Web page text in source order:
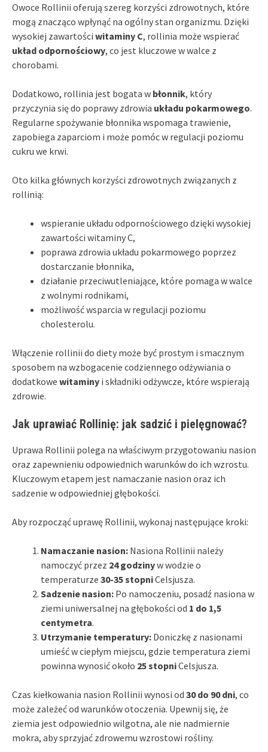
Owoce Rollinii oferują szereg korzyści zdrowotnych, które
mogą znacząco wpłynąć na ogólny stan organizmu. Dzięki
wysokiej zawartości witaminy C, rollinia może wspierać
układ odpornościowy, co jest kluczowe w walce z
chorobami.
Dodatkowo, rollinia jest bogata w błonnik, który
przyczynia się do poprawy zdrowia układu pokarmowego.
Regularne spożywanie błonnika wspomaga trawienie,
zapobiega zaparciom i może pomóc w regulacji poziomu
cukru we krwi.
Oto kilka głównych korzyści zdrowotnych związanych z
rollinią:
wspieranie układu odpornościowego dzięki wysokiej
zawartości witaminy C,
poprawa zdrowia układu pokarmowego poprzez
dostarczanie błonnika,
działanie przeciwutleniające, które pomaga w walce
z wolnymi rodnikami,
możliwość wsparcia w regulacji poziomu
cholesterolu.
Włączenie rollinii do diety może być prostym i smacznym
sposobem na wzbogacenie codziennego odżywiania o
dodatkowe witaminy i składniki odżywcze, które wspierają
zdrowie.
Jak uprawiać Rollinię: jak sadzić i pielęgnować?
Uprawa Rollinii polega na właściwym przygotowaniu nasion
oraz zapewnieniu odpowiednich warunków do ich wzrostu.
Kluczowym etapem jest namaczanie nasion oraz ich
sadzenie w odpowiedniej głębokości.
Aby rozpocząć uprawę Rollinii, wykonaj następujące kroki:
Namaczanie nasion: Nasiona Rollinii należy
namoczyć przez 24 godzinyw wodzie o
temperaturze 30-35 stopniCelsjusza.
Sadzenie nasion: Po namoczeniu, posadź nasiona w
ziemi uniwersalnej na głębokości od 1 do 1,5
centymetra.
Utrzymanie temperatury: Doniczkę z nasionami
umieść w ciepłym miejscu, gdzie temperatura ziemi
powinna wynosić około 25 stopniCelsjusza.
Czas kiełkowania nasion Rollinii wynosi od 30 do 90 dni, co
może zależeć od warunków otoczenia. Upewnij się, że
ziemia jest odpowiednio wilgotna, ale nie nadmiernie
mokra, aby sprzyjać zdrowemu wzrostowi rośliny.